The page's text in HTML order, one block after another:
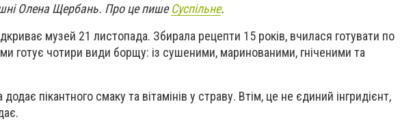
Олена Щербань. Про це пишеСуспільне.
музей 21 листопада. Збирала рецепти 15 років, вчилася готувати по
готує чотири види борщу: із сушеними, маринованими, гніченими та
додає пікантного смаку та вітамінів у страву. Втім, це не єдиний інгридієнт,